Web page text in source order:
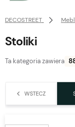
DECOSTREET
Stoliki
Ta kategoria zawiera
WSTECZ